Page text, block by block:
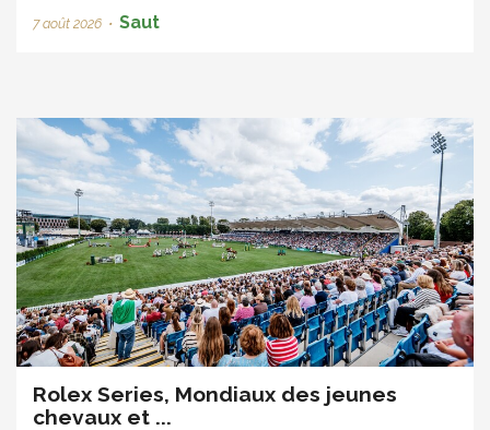
7 août 2026 • Saut
Rolex Series, Mondiaux des jeunes
chevaux et ...